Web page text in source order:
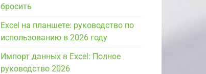
бросить
Excel на планшете: руководство по
использованию в 2026 году
Импорт данных в Excel: Полное
руководство 2026